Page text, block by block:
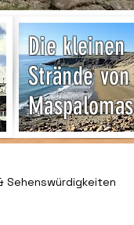
Die kleinen
Strände von
Maspalomas
Sehenswürdigkeiten